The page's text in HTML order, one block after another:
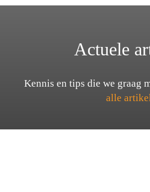
Actuele
Kennis en tips die we graag
alle